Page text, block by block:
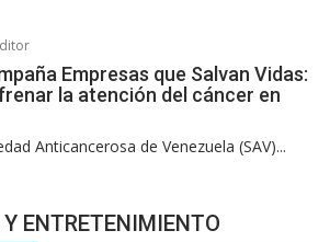
Empresas que Salvan Vidas:
la atención del cáncer en
Anticancerosa de Venezuela (SAV)...
Y ENTRETENIMIENTO